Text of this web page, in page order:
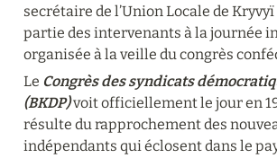
secrétaire de l’Union Locale de
partie des intervenants à la journée
organisée à la veille du congrès
Le Congrès des syndicats
(BKDP) voit officiellement le jour en
résulte du rapprochement des
indépendants qui éclosent dans le